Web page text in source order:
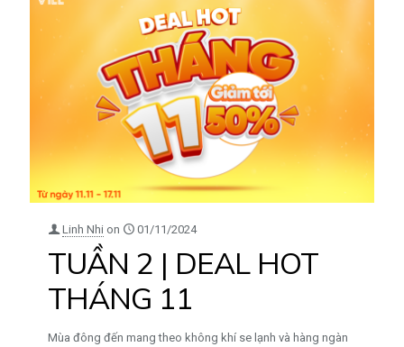
Linh Nhi on 01/11/2024
TUẦN 2 | DEAL HOT
THÁNG 11
Mùa đông đến mang theo không khí se lạnh và hàng ngàn